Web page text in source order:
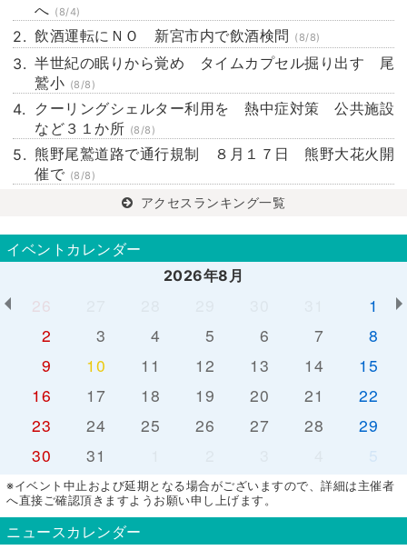
へ (8/4)
飲酒運転にＮＯ 新宮市内で飲酒検問 (8/8)
半世紀の眠りから覚め タイムカプセル掘り出す 尾
鷲小 (8/8)
クーリングシェルター利用を 熱中症対策 公共施設
など３１か所 (8/8)
熊野尾鷲道路で通行規制 ８月１７日 熊野大花火開
催で (8/8)
アクセスランキング一覧
イベントカレンダー
2026年8月
26
1
2
3 4 5 6 7
8
9
10 11 12 13 14
15
16
17 18 19 20 21
22
23
24 25 26 27 28
29
30
31 5
※イベント中止および延期となる場合がございますので、詳細は主催者
へ直接ご確認頂きますようお願い申し上げます。
ニュースカレンダー